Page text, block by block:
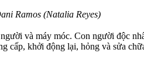
Ramos (Natalia Reyes)
và máy móc. Con người độc
cấp, khởi động lại, hỏng và sửa